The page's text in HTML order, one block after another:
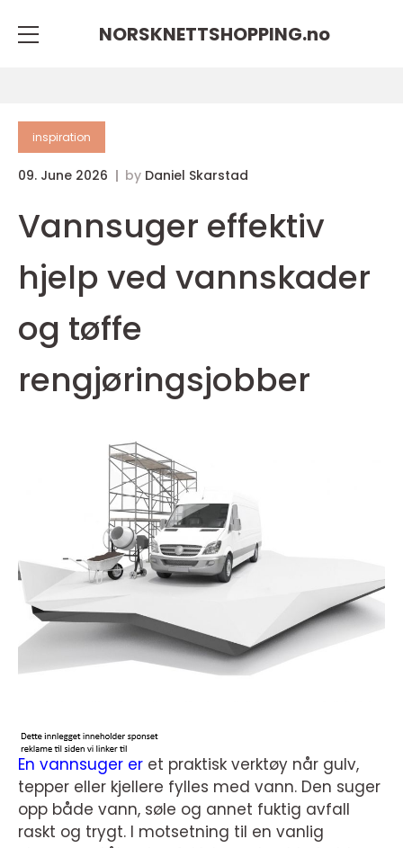
NORSKNETTSHOPPING.no
inspiration
09. June 2026 by Daniel Skarstad
Vannsuger effektiv
hjelp ved vannskader
og tøffe
rengjøringsjobber
En vannsuger er et praktisk verktøy når gulv,
tepper eller kjellere fylles med vann. Den suger
opp både vann, søle og annet fuktig avfall
raskt og trygt. I motsetning til en vanlig